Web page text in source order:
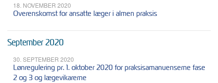
18. NOVEMBER 2020
Overenskomst for ansatte læger i almen praksis
September 2020
30. SEPTEMBER 2020
Lønregulering pr. 1. oktober 2020 for praksisamanuenserne fase
2 og 3 og lægevikarerne